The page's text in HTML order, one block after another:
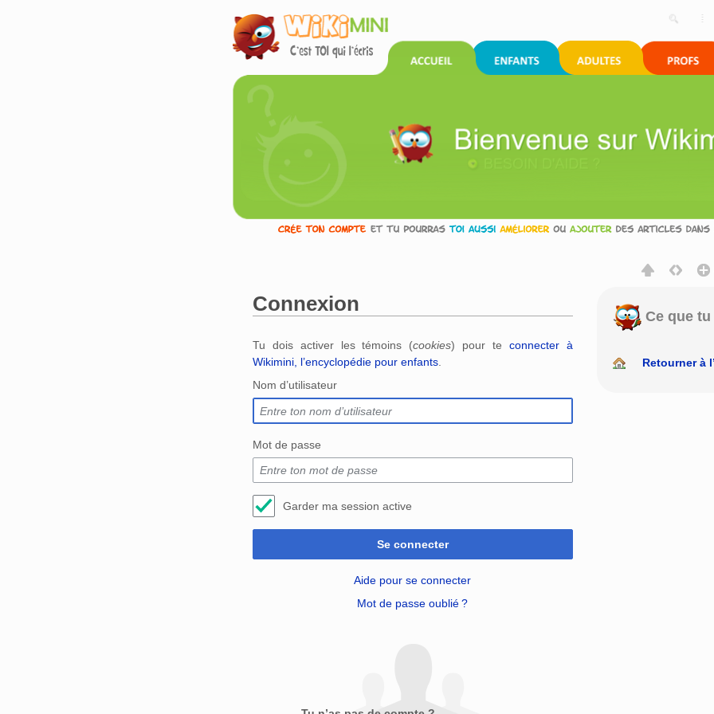
Connexion
Tu dois activer les témoins (cookies) pour te connecter à
Wikimini, l’encyclopédie pour enfants.
Nom d’utilisateur
Mot de passe
Garder ma session active
Se connecter
Aide pour se connecter
Mot de passe oublié ?
Ce que
Retourner à